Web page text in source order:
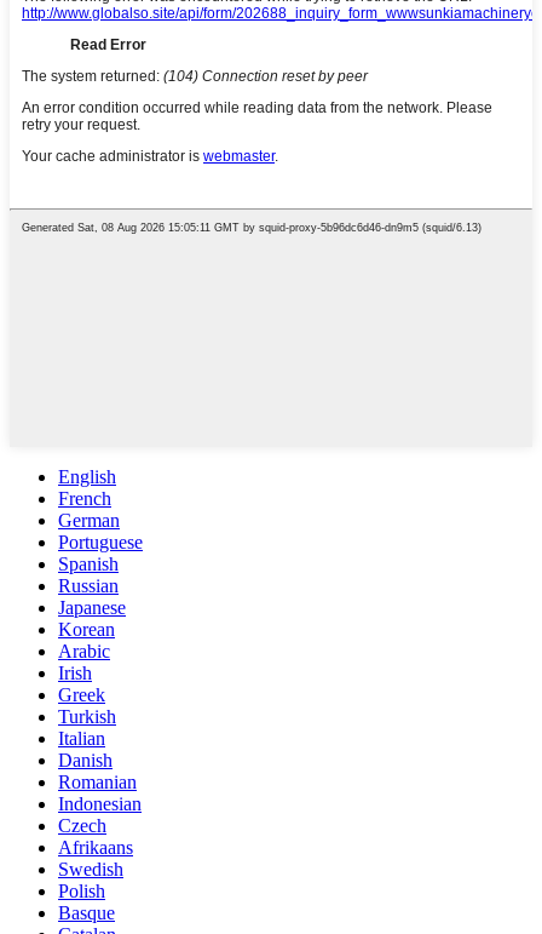
English
French
German
Portuguese
Spanish
Russian
Japanese
Korean
Arabic
Irish
Greek
Turkish
Italian
Danish
Romanian
Indonesian
Czech
Afrikaans
Swedish
Polish
Basque